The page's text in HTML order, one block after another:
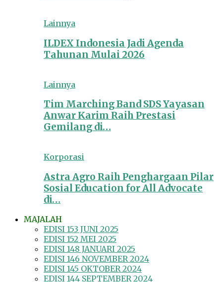
Lainnya
ILDEX Indonesia Jadi Agenda
Tahunan Mulai 2026
Lainnya
Tim Marching Band SDS Yayasan
Anwar Karim Raih Prestasi
Gemilang di…
Korporasi
Astra Agro Raih Penghargaan Pilar
Sosial Education for All Advocate
di…
MAJALAH
EDISI 153 JUNI 2025
EDISI 152 MEI 2025
EDISI 148 JANUARI 2025
EDISI 146 NOVEMBER 2024
EDISI 145 OKTOBER 2024
EDISI 144 SEPTEMBER 2024